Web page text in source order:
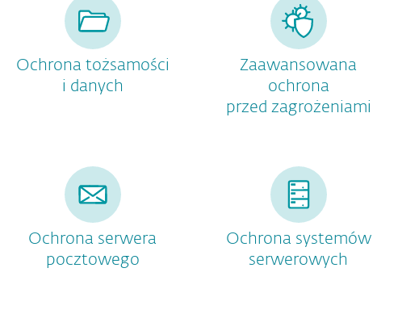
Ochrona tożsamości
i danych
Zaawansowana
ochrona
przed zagrożeniami
Ochrona serwera
pocztowego
Ochrona systemów
serwerowych